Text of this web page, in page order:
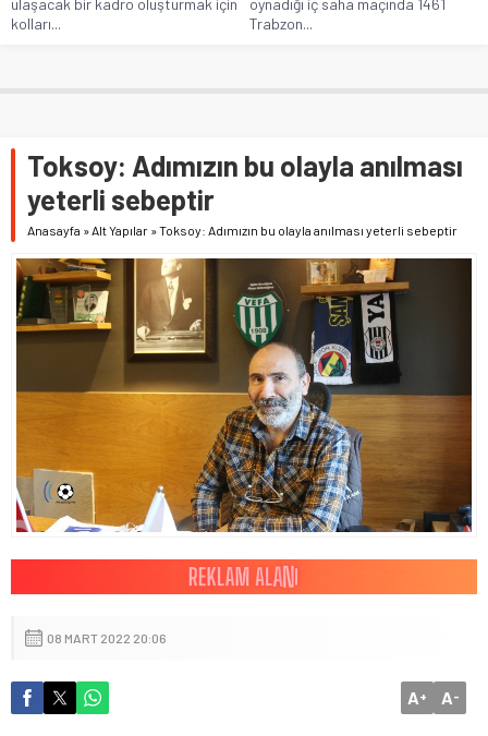
ulaşacak bir kadro oluşturmak için
kolları...
oynadığı iç saha maçında 1461
Trabzon...
Toksoy: Adımızın bu olayla anılması
yeterli sebeptir
Anasayfa »Alt Yapılar »Toksoy: Adımızın bu olayla anılması yeterli sebeptir
08 MART 2022 20:06
A+ A-